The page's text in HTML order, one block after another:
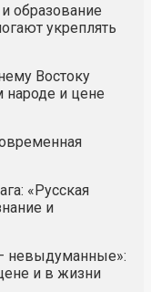
образование
укреплять
Востоку
и цене
«Русская
и
невыдуманные»:
и в жизни